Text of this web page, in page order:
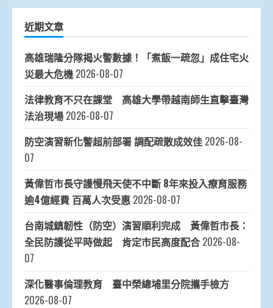
近期文章
高雄瑞隆分隊揭火警數據！「煮飯一疏忽」成住宅火
災最大危機 2026-08-07
法律教育不只在課堂 高雄大學帶越南師生直擊臺灣
法治現場 2026-08-07
防空演習新化警超前部署 調配疏散成效佳 2026-08-
07
黃偉哲市長守護慢飛天使不中斷 8年來投入療育服務
逾4億經費 百萬人次受惠 2026-08-07
台南城鎮韌性（防空）演習順利完成 黃偉哲市長：
全民防護從平時做起 肯定市民高度配合 2026-08-
07
深化醫事倫理教育 臺中榮總埔里分院攜手檢方
2026-08-07